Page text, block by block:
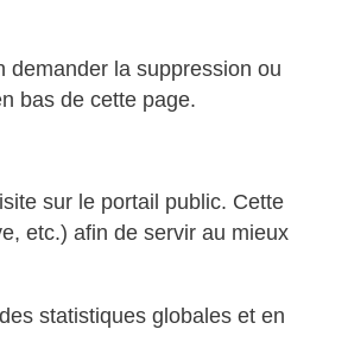
demander la suppression ou
bas de cette page.
sur le portail public. Cette
etc.) afin de servir au mieux
statistiques globales et en